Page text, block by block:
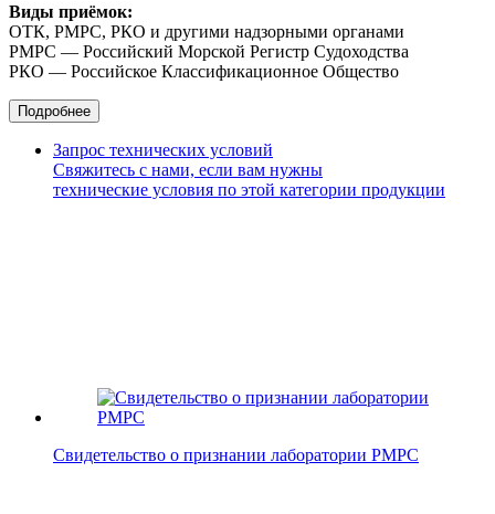
Виды приёмок:
ОТК, РМРС, РКО и другими надзорными органами
РМРС — Российский Морской Регистр Судоходства
РКО — Российское Классификационное Общество
Подробнее
Запрос технических условий
Свяжитесь с нами, если вам нужны
технические условия по этой категории продукции
Свидетельство о признании лаборатории РМРС